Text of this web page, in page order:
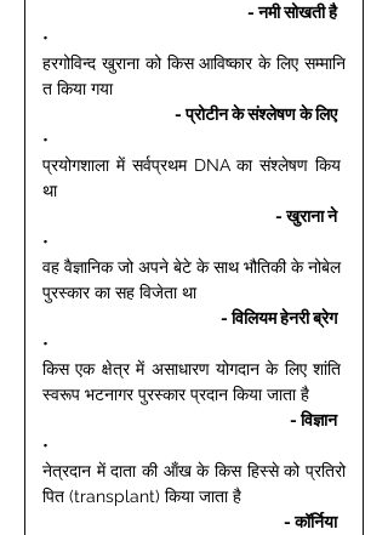
- नमी सोखती है
•
हरगोविन्द खुराना को किस आविष्कार के लिए सम्मानि
त किया गया
- प्रोटीन के संश्लेषण के लिए
•
प्रयोगशाला में सर्वप्रथम DNA का संश्लेषण किय
था
- खुराना ने
•
वह वैज्ञानिक जो अपने बेटे के साथ भौतिकी के नोबेल
पुरस्कार का सह विजेता था
- विलियम हेनरी ब्रेग
•
किस एक क्षेत्र में असाधारण योगदान के लिए शांति
स्वरूप भटनागर पुरस्कार प्रदान किया जाता है
- विज्ञान
•
नेत्रदान में दाता की ऑंख के किस हिस्से को प्रतिरो
पित (transplant) किया जाता है
- कॉर्निया